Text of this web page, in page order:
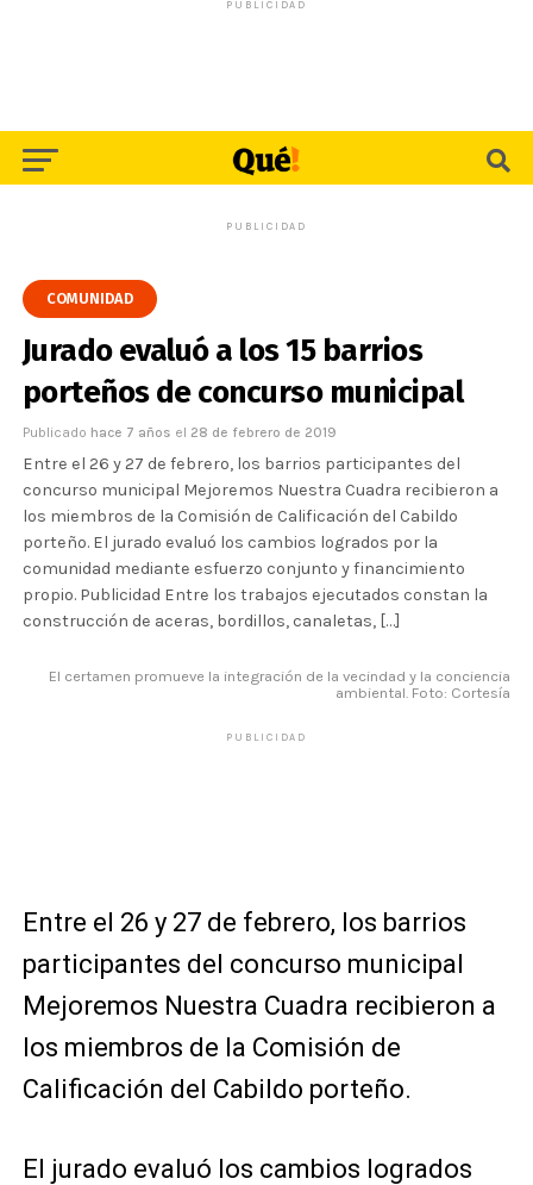
PUBLICIDAD
PUBLICIDAD
COMUNIDAD
Jurado evaluó a los 15 barrios
porteños de concurso municipal
Publicado hace 7 años el 28 de febrero de 2019
Entre el 26 y 27 de febrero, los barrios participantes del
concurso municipal Mejoremos Nuestra Cuadra recibieron a
los miembros de la Comisión de Calificación del Cabildo
porteño. El jurado evaluó los cambios logrados por la
comunidad mediante esfuerzo conjunto y financimiento
propio. Publicidad Entre los trabajos ejecutados constan la
construcción de aceras, bordillos, canaletas, […]
El certamen promueve la integración de la vecindad y la conciencia
ambiental. Foto: Cortesía
PUBLICIDAD
Entre el 26 y 27 de febrero, los barrios
participantes del concurso municipal
Mejoremos Nuestra Cuadra recibieron a
los miembros de la Comisión de
Calificación del Cabildo porteño.
El jurado evaluó los cambios logrados